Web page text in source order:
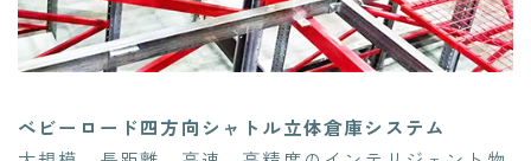
べビーロード四方向シャトル立体倉庫システム